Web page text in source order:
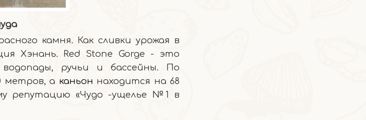
камня. Как сливки урожая в
Хэнань. Red Stone Gorge - это
ручьи и бассейны. По
метров, а каньон находится на 68
репутацию «Чудо -ущелье №1 в